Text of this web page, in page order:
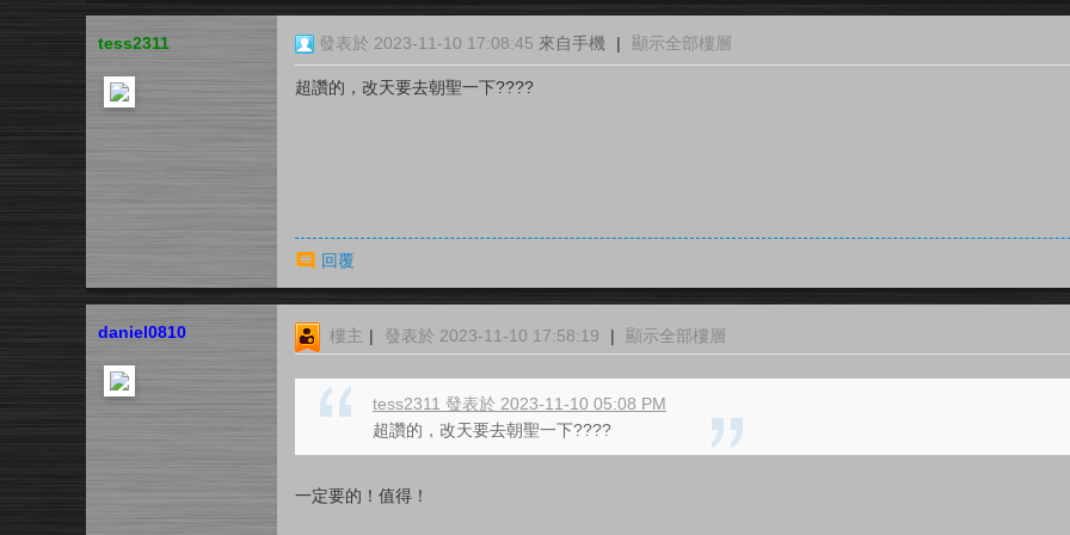
tess2311 發表於 2023-11-10 17:08:45 來自手機 | 顯示全部樓層
超讚的，改天要去朝聖一下????
回覆
daniel0810 樓主 | 發表於 2023-11-10 17:58:19 | 顯示全部樓層
tess2311 發表於 2023-11-10 05:08 PM
超讚的，改天要去朝聖一下????
一定要的！值得！